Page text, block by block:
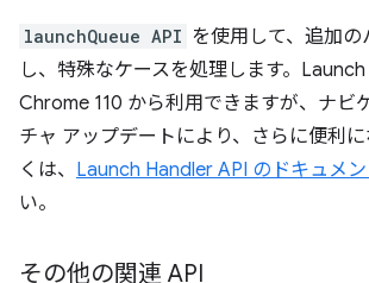
launchQueue API を使用して、追加
し、特殊なケースを処理します。
Chrome 110 から利用できますが、ナビ
チャ アップデートにより、さらに便利
くは、 Launch Handler API のドキュメン
い。
その他の関連 API